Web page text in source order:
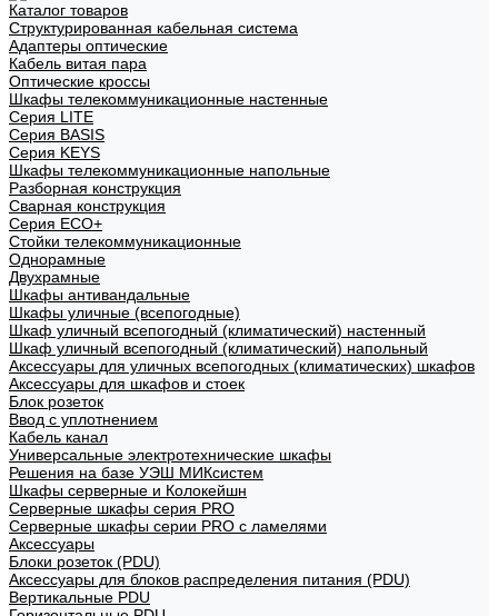
Каталог товаров
Структурированная кабельная система
Адаптеры оптические
Кабель витая пара
Оптические кроссы
Шкафы телекоммуникационные настенные
Cерия LITE
Cерия BASIS
Cерия KEYS
Шкафы телекоммуникационные напольные
Разборная конструкция
Сварная конструкция
Серия ECO+
Стойки телекоммуникационные
Однорамные
Двухрамные
Шкафы антивандальные
Шкафы уличные (всепогодные)
Шкаф уличный всепогодный (климатический) настенный
Шкаф уличный всепогодный (климатический) напольный
Аксессуары для уличных всепогодных (климатических) шкафов
Аксессуары для шкафов и стоек
Блок розеток
Ввод с уплотнением
Кабель канал
Универсальные электротехнические шкафы
Решения на базе УЭШ МИКсистем
Шкафы серверные и Колокейшн
Серверные шкафы серия PRO
Серверные шкафы серии PRO с ламелями
Аксессуары
Блоки розеток (PDU)
Аксессуары для блоков распределения питания (PDU)
Вертикальные PDU